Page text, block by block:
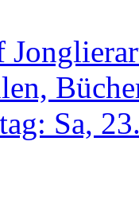
Sa,